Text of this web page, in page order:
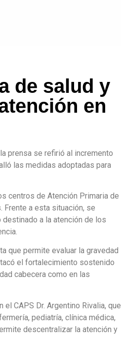
de salud y
en
prensa se refirió al incremento
las medidas adoptadas para
centros de Atención Primaria de
Frente a esta situación, se
a la atención de los
que permite evaluar la gravedad
el fortalecimiento sostenido
cabecera como en las
CAPS Dr. Argentino Rivalia, que
pediatría, clínica médica,
descentralizar la atención y